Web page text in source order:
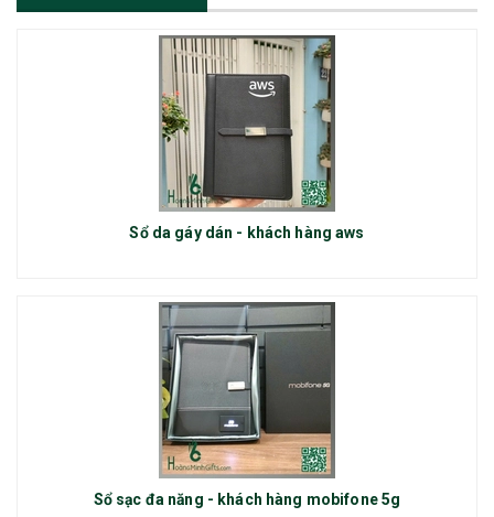
Sổ da gáy dán - khách hàng aws
Sổ sạc đa năng - khách hàng mobifone 5g